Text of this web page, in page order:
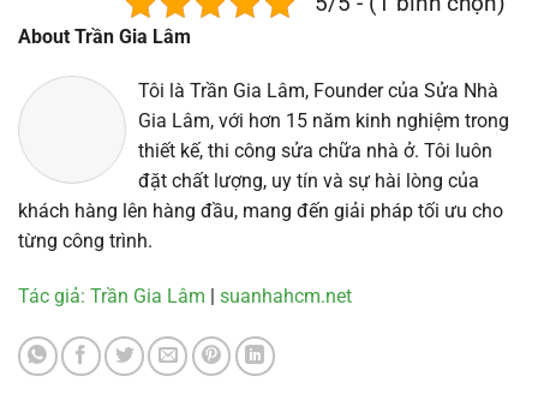
About Trần Gia Lâm
Tôi là Trần Gia Lâm, Founder của Sửa Nhà
Gia Lâm, với hơn 15 năm kinh nghiệm trong
thiết kế, thi công sửa chữa nhà ở. Tôi luôn
đặt chất lượng, uy tín và sự hài lòng của
khách hàng lên hàng đầu, mang đến giải pháp tối ưu cho
từng công trình.
Tác giả: Trần Gia Lâm suanhahcm.net